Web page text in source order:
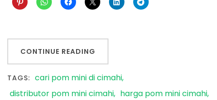
CONTINUE READING
TAGS: cari pom mini di cimahi
distributor pom mini cimahi
harga pom mini cimahi